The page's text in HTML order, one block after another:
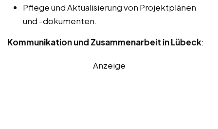
Pflege und Aktualisierung von Projektplänen
und -dokumenten.
Kommunikation und Zusammenarbeit in Lübeck:
Anzeige